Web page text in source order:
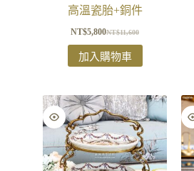
高溫瓷胎+銅件
NT$11,600
NT$5,800
加入購物車